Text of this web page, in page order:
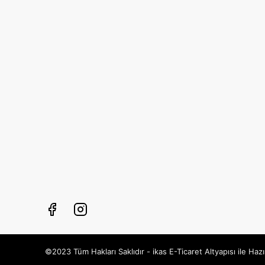
©2023 Tüm Hakları Saklıdır - ikas E-Ticaret Altyapısı ile